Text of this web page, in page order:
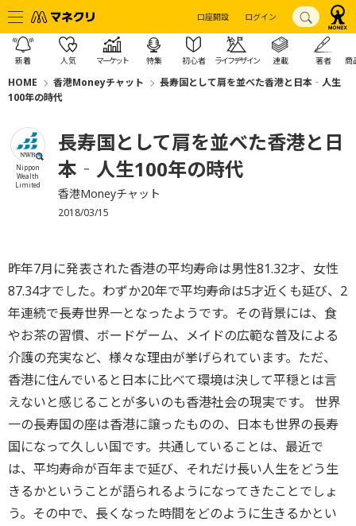
口座開設 ログイン
新着 人気 マーケット 特集 初心者 ライフデザイン 連載 著者 商
HOME 香港Moneyチャット
長寿国として肩を並べた香港と日本‐人生
100年の時代
Nippon
Wealth
Limited
長寿国として肩を並べた香港と日
本‐人生100年の時代
香港Moneyチャット
2018/03/15
昨年7月に発表された香港の平均寿命は男性81.32才、女性
87.34才でした。わずか20年で平均寿命は5才近くも延び、2
年連続で長寿世界一となったようです。その背景には、食
やお茶の習慣、ボードゲーム、メイドの広範な普及による
介護の充実など、様々な理由が挙げられています。ただ、
香港に住んでいると日本に比べて環境は決して平穏とは言
えないと感じることが多いのも香港社会の現実です。 世界
一の長寿国の座は香港に譲ったものの、日本も世界の長寿
国になって久しい国です。共通していることは、最近で
は、平均寿命が百年まで延び、それだけ長い人生をどう生
きるかということが語られるようになってきたことでしょ
う。その中で、長くなった時間をどのように生きるかとい